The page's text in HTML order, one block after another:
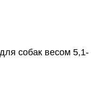
собак весом 5,1-